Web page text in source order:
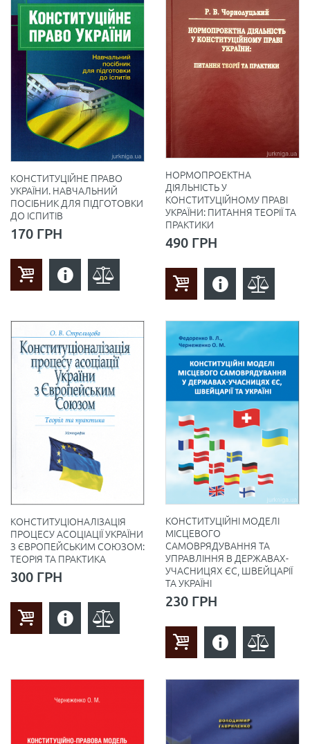
КОНСТИТУЦІЙНЕ ПРАВО
УКРАЇНИ. НАВЧАЛЬНИЙ
ПОСІБНИК ДЛЯ ПІДГОТОВКИ
ДО ІСПИТІВ
170 ГРН
НОРМОПРОЕКТНА
ДІЯЛЬНІСТЬ У
КОНСТИТУЦІЙНОМУ ПРАВІ
УКРАЇНИ: ПИТАННЯ ТЕОРІЇ ТА
ПРАКТИКИ
490 ГРН
КОНСТИТУЦІОНАЛІЗАЦІЯ
ПРОЦЕСУ АСОЦІАЦІЇ УКРАЇНИ
З ЄВРОПЕЙСЬКИМ СОЮЗОМ:
ТЕОРІЯ ТА ПРАКТИКА
300 ГРН
КОНСТИТУЦІЙНІ МОДЕЛІ
МІСЦЕВОГО
САМОВРЯДУВАННЯ ТА
УПРАВЛІННЯ В ДЕРЖАВАХ-
УЧАСНИЦЯХ ЄС, ШВЕЙЦАРІЇ
ТА УКРАЇНІ
230 ГРН